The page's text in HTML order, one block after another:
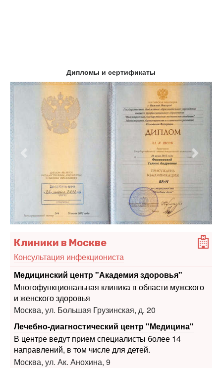
Дипломы и сертификаты
Предыдущий
Клиники в Москве
Консультация инфекциониста
Медицинский центр "Академия здоровья"
Многофункциональная клиника в области мужского
и женского здоровья
Москва, ул. Большая Грузинская, д. 20
Лечебно-диагностический центр "Медицина"
В центре ведут прием специалисты более 14
направлений, в том числе для детей.
Москва, ул. Ак. Анохина, 9